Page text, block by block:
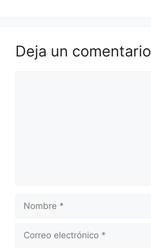
Deja un comentario
Nombre
Correo